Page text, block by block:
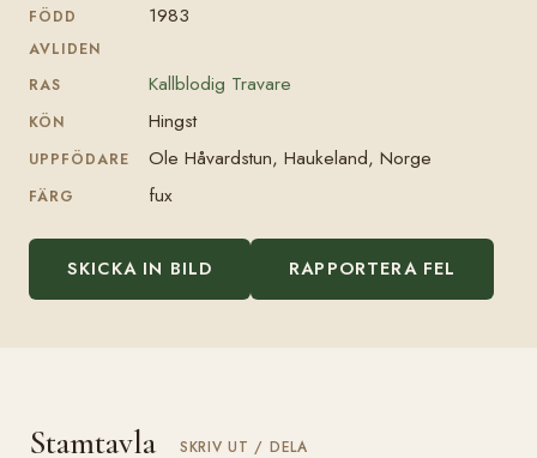
FÖDD 1983
AVLIDEN
RAS
Kallblodig Travare
KÖN Hingst
UPPFÖDARE Ole Håvardstun, Haukeland, Norge
FÄRG fux
SKICKA IN BILD RAPPORTERA FEL
Stamtavla SKRIV UT / DELA